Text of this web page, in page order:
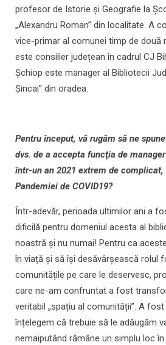
profesor de Istorie și Geografie la
„Alexandru Roman” din localitate. A
vice-primar al comunei timp de două
este consilier județean în cadrul CJ
Şchiop este manager al Bibliotecii
Şincai” din oradea.
Pentru început, vă rugăm să ne
dvs. de a accepta funcţia de
într-un an 2021 extrem de
Pandemiei de COVID19?
Într-adevăr, perioada ultimilor ani a
dificilă pentru domeniul acesta al
noastră și nu numai! Pentru ca
în viață și să își desăvârșească rolul
comunitățile pe care le deservesc,
care ne-am confruntat a fost
veritabil „spațiu al comunității”. A
înțelegem că trebuie să le adăugăm
nemaiputând rămâne un simplu loc